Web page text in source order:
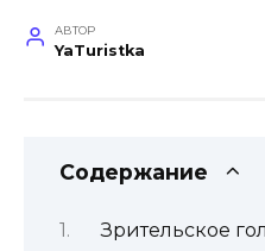
АВТОР
YaTuristka
Содержание
Зрительское